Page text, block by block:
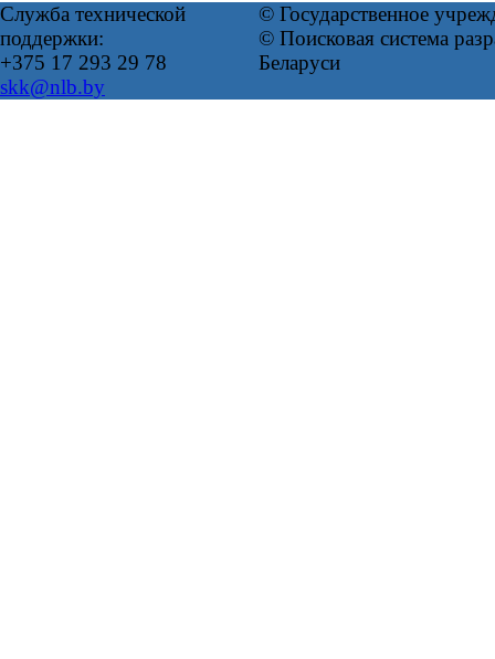
Служба технической
поддержки:
+375 17 293 29 78
skk@nlb.by
© Государственное
© Поисковая система
Беларуси